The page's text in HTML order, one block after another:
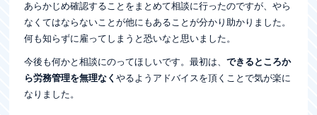
あらかじめ確認することをまとめて相談に行ったのですが、やら
なくてはならないことが他にもあることが分かり助かりました。
何も知らずに雇ってしまうと恐いなと思いました。
今後も何かと相談にのってほしいです。最初は、できるところか
ら労務管理を無理なくやるようアドバイスを頂くことで気が楽に
なりました。